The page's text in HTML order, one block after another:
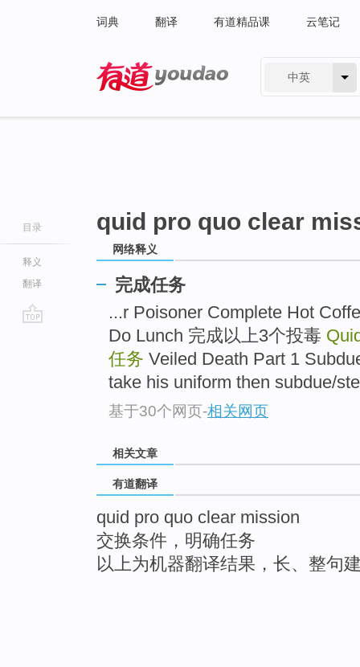
词典 翻译 有道精品课 云笔记
中英
目录
释义
翻译
quid pro quo clear
网络释义
完成任务
...r Poisoner Complete Hot
Do Lunch 完成以上3个投毒
任务 Veiled Death Part 1
take his uniform then subdue/
基于30个网页-相关网页
相关文章
有道翻译
quid pro quo clear mission
交换条件，明确任务
以上为机器翻译结果，长、整句